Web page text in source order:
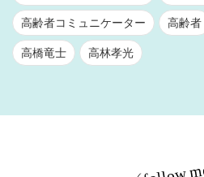
高齢者コミュニケーター 高齢者
高橋竜士 高林孝光